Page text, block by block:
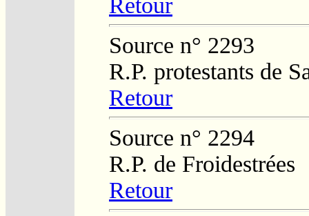
Retour
Source n° 2293
R.P. protestants de
Retour
Source n° 2294
R.P. de Froidestrées
Retour